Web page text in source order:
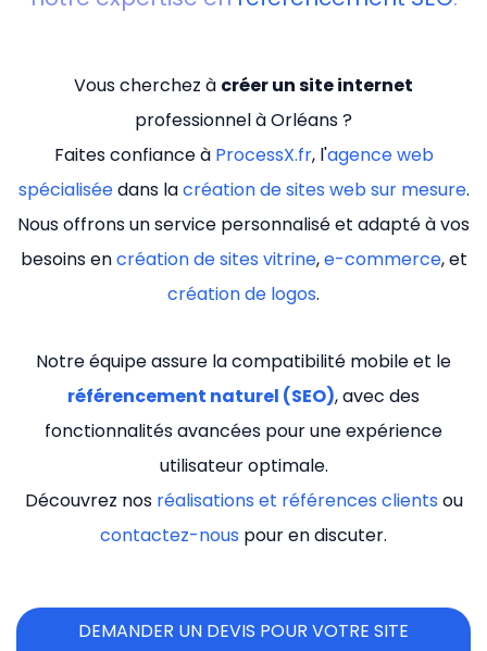
Vous cherchez à créer un site internet
professionnel à Orléans ?
Faites confiance à ProcessX.fr, l'agence web
spécialiséedans lacréation de sites web sur mesure.
Nous offrons un service personnalisé et adapté à vos
besoins encréation de sites vitrine,e-commerce, et
création de logos.
Notre équipe assure la compatibilité mobile et le
référencement naturel (SEO), avec des
fonctionnalités avancées pour une expérience
utilisateur optimale.
Découvrez nos réalisations et références clients ou
contactez-nous pour en discuter.
DEMANDER UN DEVIS POUR VOTRE SITE